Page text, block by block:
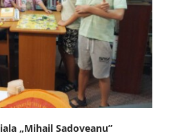
„Mihail Sadoveanu”